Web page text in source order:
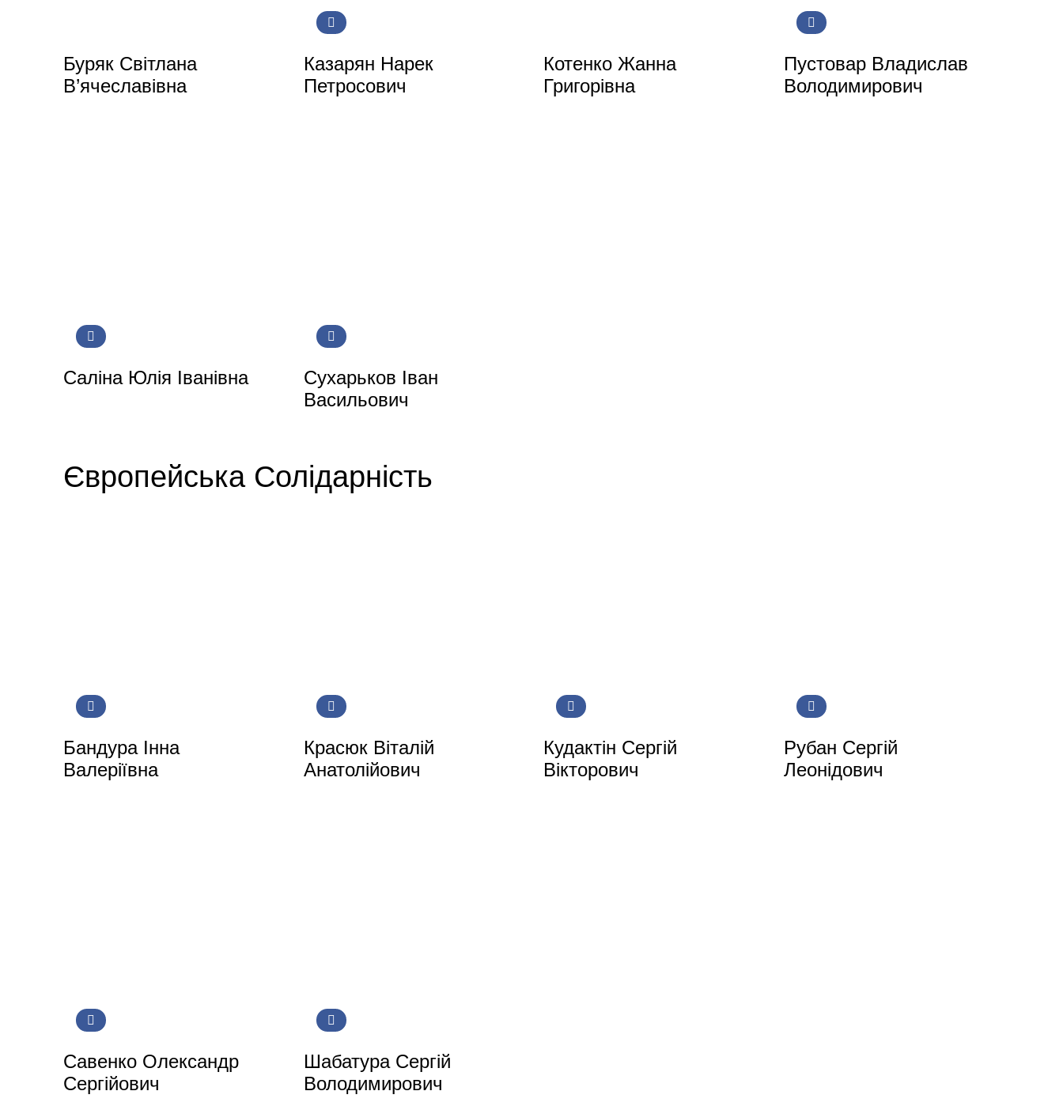
Буряк Світлана
В’ячеславівна
Казарян Нарек
Петросович
Котенко Жанна
Григорівна
Пустовар Владислав
Володимирович
Саліна Юлія Іванівна
Сухарьков Іван
Васильович
Європейська Солідарність
Бандура Інна
Валеріївна
Красюк Віталій
Анатолійович
Кудактін Сергій
Вікторович
Рубан Сергій
Леонідович
Савенко Олександр
Сергійович
Шабатура Сергій
Володимирович